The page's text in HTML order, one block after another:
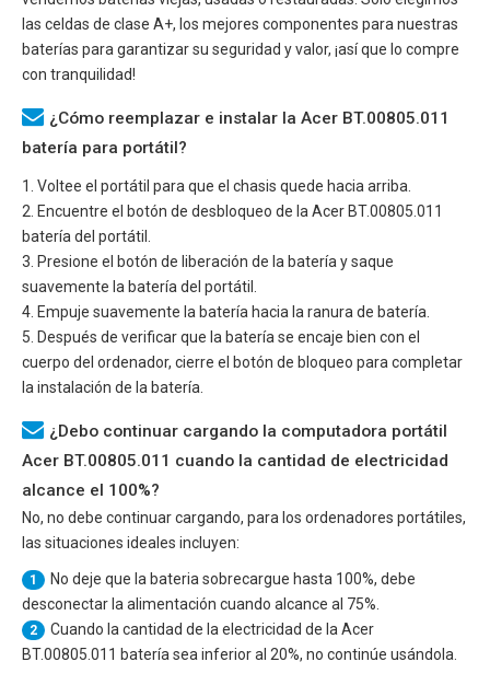
las celdas de clase A+, los mejores componentes para nuestras
baterías para garantizar su seguridad y valor, ¡así que lo compre
con tranquilidad!
¿Cómo reemplazar e instalar la Acer BT.00805.011
batería para portátil?
1. Voltee el portátil para que el chasis quede hacia arriba.
2. Encuentre el botón de desbloqueo de la Acer BT.00805.011
batería del portátil.
3. Presione el botón de liberación de la batería y saque
suavemente la batería del portátil.
4. Empuje suavemente la batería hacia la ranura de batería.
5. Después de verificar que la batería se encaje bien con el
cuerpo del ordenador, cierre el botón de bloqueo para completar
la instalación de la batería.
¿Debo continuar cargando la computadora portátil
Acer BT.00805.011 cuando la cantidad de electricidad
alcance el 100%?
No, no debe continuar cargando, para los ordenadores portátiles,
las situaciones ideales incluyen:
1
No deje que la bateria sobrecargue hasta 100%, debe
desconectar la alimentación cuando alcance al 75%.
2 Cuando la cantidad de la electricidad de la Acer
BT.00805.011 batería sea inferior al 20%, no continúe usándola.